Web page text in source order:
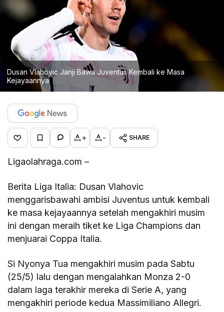
Dusan Vlahovic Janji Bawa Juventus Kembali ke Masa
Kejayaannya
+ - SHARE
Ligaolahraga.com –
Berita Liga Italia: Dusan Vlahovic
menggarisbawahi ambisi Juventus untuk kembali
ke masa kejayaannya setelah mengakhiri musim
ini dengan meraih tiket ke Liga Champions dan
menjuarai Coppa Italia.
Si Nyonya Tua mengakhiri musim pada Sabtu
(25/5) lalu dengan mengalahkan Monza 2-0
dalam laga terakhir mereka di Serie A, yang
mengakhiri periode kedua Massimiliano Allegri.